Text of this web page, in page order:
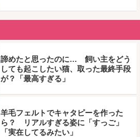
諦めたと思ったのに… 飼い主をどう
しても起こしたい猫、取った最終手段
が？「最高すぎる」
羊毛フェルトでキャタピーを作った
ら？ リアルすぎる姿に「すっご」
「実在してるみたい」